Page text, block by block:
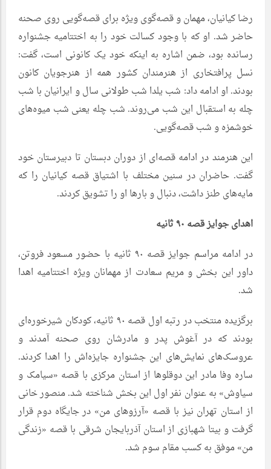
رضا کیانیان، مهمان و قصه‌گوی ویژه برای قصه‌گویی روی صحنه
حاضر شد. او که با وجود کسالت خود را به اختتامیه جشنواره
رسانده بود، ضمن اشاره به اینکه خود یک کانونی است، گفت:
نسل پرافتخاری از هنرمندان کشور همه از هنرجویان کانون
بودند. او ادامه داد: شب یلدا شب طولانی سال و ایرانیان با شب
چله به استقبال این شب می‌روند. شب چله یعنی شب میوه‌های
خوشمزه و شب قصه‌گویی.
این هنرمند در ادامه قصه‌ای از دوران دبستان تا دبیرستان خود
گفت. حاضران در سنین مختلف با اشتیاق قصه کیانیان را که
مایه‌های طنز داشت، دنبال و بارها او را تشویق کردند.
اهدای جوایز قصه ۹۰ ثانیه
در ادامه مراسم جوایز قصه ۹۰ ثانیه با حضور مسعود فروتن،
داور این بخش و مریم سعادت از مهمانان ویژه اختتامیه اهدا
شد.
برگزیده منتخب در رتبه اول قصه ۹۰ ثانیه، کودکان شیرخوره‌ای
بودند که در آغوش پدر و مادرشان روی صحنه آمدند و
عروسک‌های نمایش‌های این جشنواره جایزه‌اش را اهدا کردند.
ساره وفا مادر این دوقلوها از استان مرکزی با قصه «سیامک و
سیاوش» به عنوان نفر اول این بخش شناخته شد. منصور خانی
از استان تهران نیز با قصه «آرزوهای من» در جایگاه دوم قرار
گرفت و بیتا شهبازی از استان آذربایجان شرقی با قصه «زندگی
من» موفق به کسب مقام سوم شد.